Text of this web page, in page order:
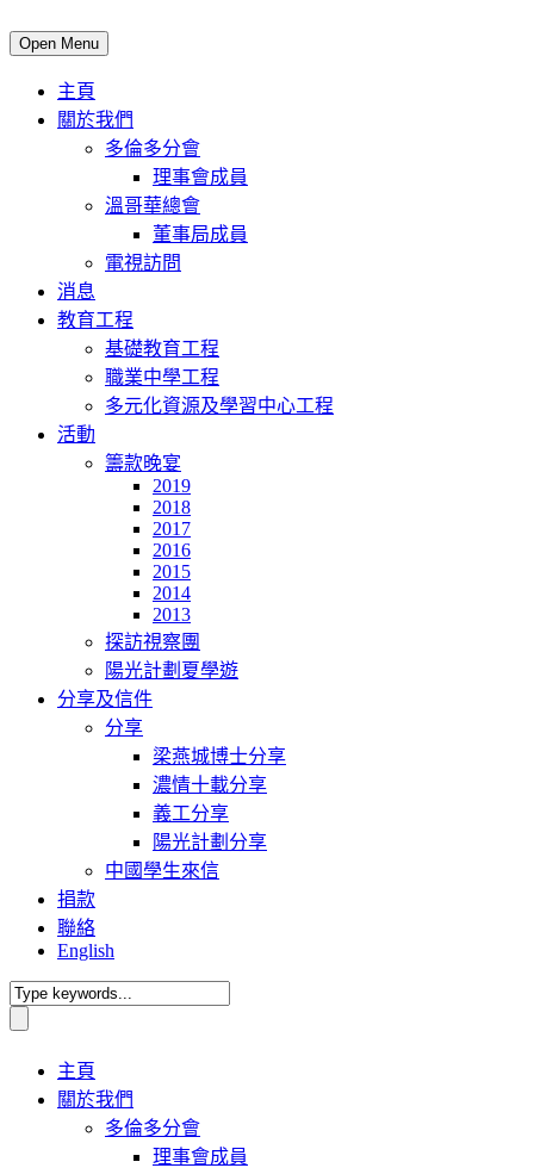
Open Menu
主頁
關於我們
多倫多分會
理事會成員
溫哥華總會
董事局成員
電視訪問
消息
教育工程
基礎教育工程
職業中學工程
多元化資源及學習中心工程
活動
籌款晚宴
2019
2018
2017
2016
2015
2014
2013
探訪視察團
陽光計劃夏學遊
分享及信件
分享
梁燕城博士分享
濃情十載分享
義工分享
陽光計劃分享
中國學生來信
捐款
聯絡
English
主頁
關於我們
多倫多分會
理事會成員